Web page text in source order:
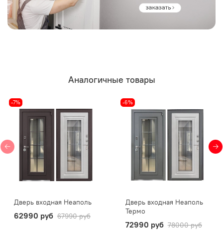
Аналогичные товары
-7%
Дверь входная Неаполь
62990 руб 67990 руб
-6%
Дверь входная Неаполь
Термо
72990 руб 78000 руб